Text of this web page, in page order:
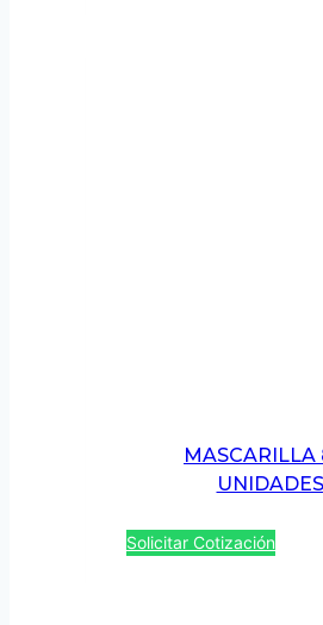
MASCARILLA
Solicitar Cotización